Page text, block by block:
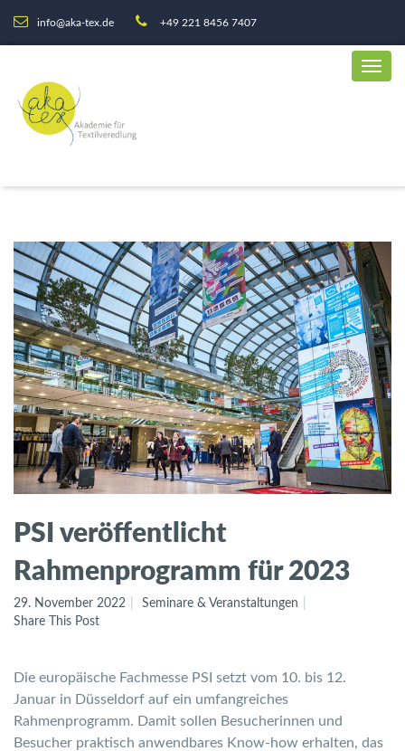
info@aka-tex.de +49 221 8456 7407
PSI veröffentlicht
Rahmenprogramm für 2023
29. November 2022
Seminare & Veranstaltungen
Share This Post
Die europäische Fachmesse PSI setzt vom 10. bis 12.
Januar in Düsseldorf auf ein umfangreiches
Rahmenprogramm. Damit sollen Besucherinnen und
Besucher praktisch anwendbares Know-how erhalten, das